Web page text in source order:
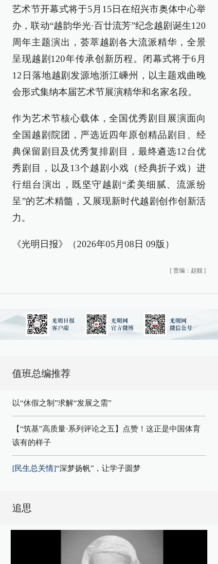
艺术节开幕式将于5月15日在绍兴市奥体中心举
办，联动“越韵华光·百廿流芳”纪念越剧诞生120
周年主题演出，荟萃越剧各大流派精华，全景
呈现越剧120年传承创新历程。闭幕式将于6月
12日落地越剧发源地浙江嵊州，以主题戏曲晚
会形式集纳本届艺术节展演精华和名家名段。
作为艺术节核心载体，全国优秀剧目展演面向
全国越剧院团，严选近四年原创精品剧目、经
典保留剧目及优秀复排剧目，最终遴选12台优
秀剧目，以及13个越剧小戏（经典折子戏）进
行组台演出，既坚守越剧“柔美细腻、流派纷
呈”的艺术精髓，又展现新时代越剧创作创新活
力。
《光明日报》（2026年05月08日 09版）
[ 责编：赵靓 ]
值班总编推荐
以“休假之制”求解“发展之需”
【“筑基”高质量·系列评论之五】点赞！这正是中国体育
该有的样子
[民生总关情]“深梦扬帆”，让学子圆梦
追思